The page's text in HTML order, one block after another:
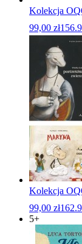
Kolekcja
99,00 zł
Kolekcja
99,00 zł
5+